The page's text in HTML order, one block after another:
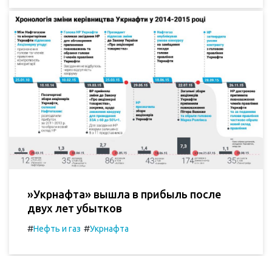
»Укрнафта» вышла в прибыль после
двух лет убытков
#Нефть и газ #Укрнафта